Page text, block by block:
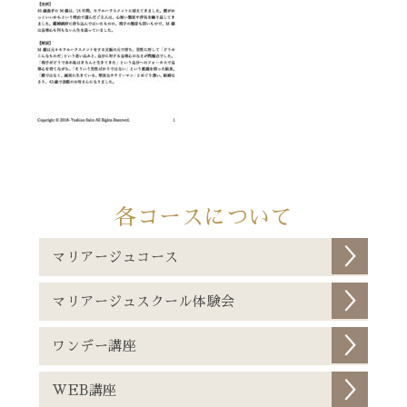
各コースについて
マリアージュコース
マリアージュスクール体験会
ワンデー講座
WEB講座